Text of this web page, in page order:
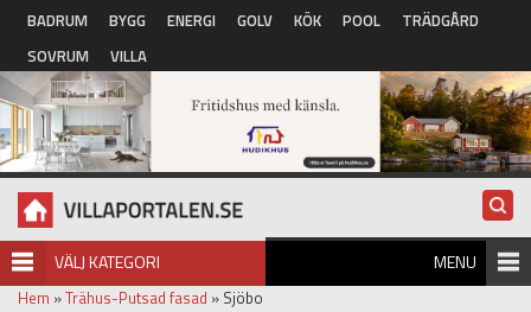
Hoppa till huvudinnehåll
BADRUM BYGG ENERGI GOLV KÖK POOL
TRÄDGÅRD
SOVRUM
VILLA
VÄLJ KATEGORI MENU
Hem »Trähus-Putsad fasad » Sjöbo